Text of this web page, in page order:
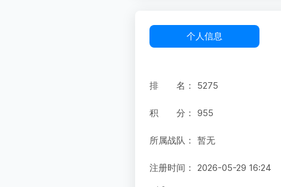
个人信息
排 名： 5275
积 分： 955
所属战队： 暂无
注册时间： 2026-05-29 16:24